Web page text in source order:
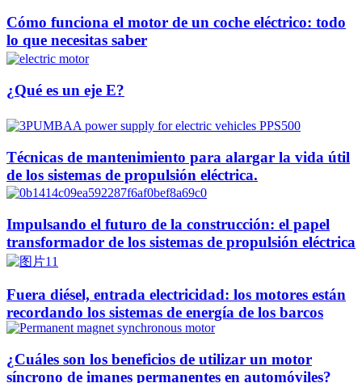
Cómo funciona el motor de un coche eléctrico: todo
lo que necesitas saber
¿Qué es un eje E?
Técnicas de mantenimiento para alargar la vida útil
de los sistemas de propulsión eléctrica.
Impulsando el futuro de la construcción: el papel
transformador de los sistemas de propulsión eléctrica
Fuera diésel, entrada electricidad: los motores están
recordando los sistemas de energía de los barcos
¿Cuáles son los beneficios de utilizar un motor
síncrono de imanes permanentes en automóviles?